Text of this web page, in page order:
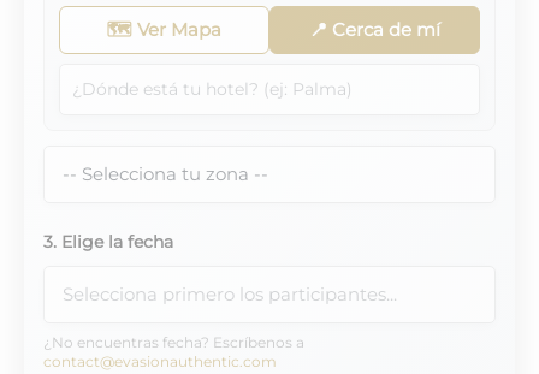
🗺️ Ver Mapa 📍 Cerca de mí
3. Elige la fecha
¿No encuentras fecha? Escríbenos a
contact@evasionauthentic.com